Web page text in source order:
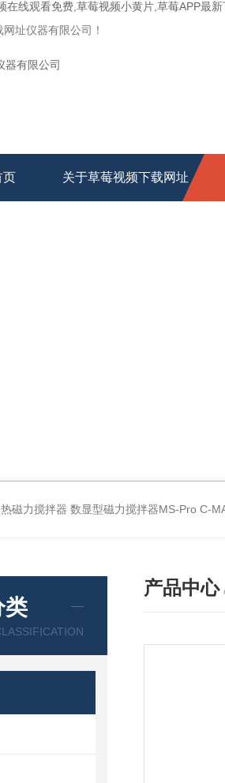
在线观看免费,草莓视频小黄片,草莓APP最
仪器有限公司！
页 关于草莓视频下载网址
磁力搅拌器 数显型磁力搅拌器MS-Pro C-
类
产品中心